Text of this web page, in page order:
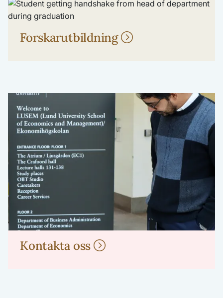
Forskarutbildning
Kontakta oss